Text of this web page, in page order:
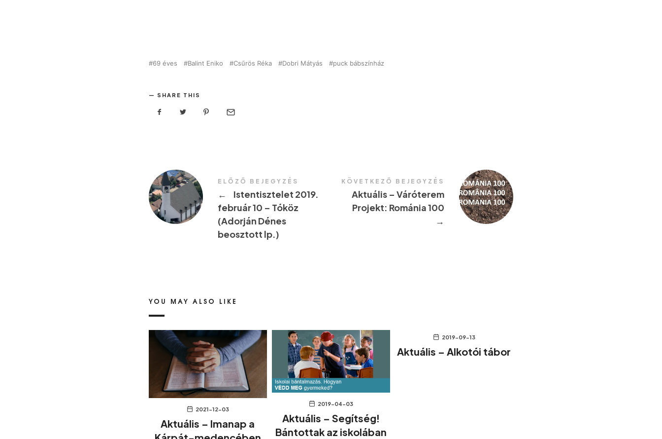
69 éves Balint Eniko Csűrös Réka Dobri Mátyás puck bábszínház
SHARE THIS
ELŐZŐ BEJEGYZÉS
←
Istentisztelet 2019.
február 10 – Tóköz
(Adorján Dénes
beosztott lp.)
KÖVETKEZŐ BEJEGYZÉS
Aktuális – Váróterem
Projekt: Románia 100
→
YOU MAY ALSO LIKE
2021-12-03
Aktuális – Imanap a
2019-04-03
Aktuális – Segítség!
Bántottak az iskolában
2019-09-13
Aktuális – Alkotói tábor